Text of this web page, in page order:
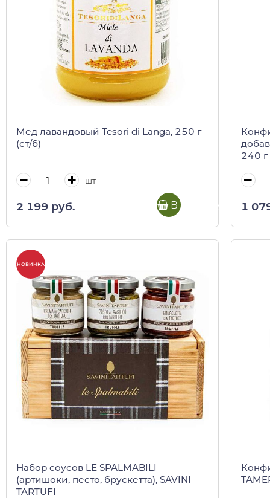
Мед лавандовый Tesori di Langa, 250 г
(ст/б)
шт
2 199 руб. В корзину
240 г
1
НОВИНКА
Набор соусов LE SPALMABILI
(артишоки, песто, брускетта), SAVINI
TARTUFI